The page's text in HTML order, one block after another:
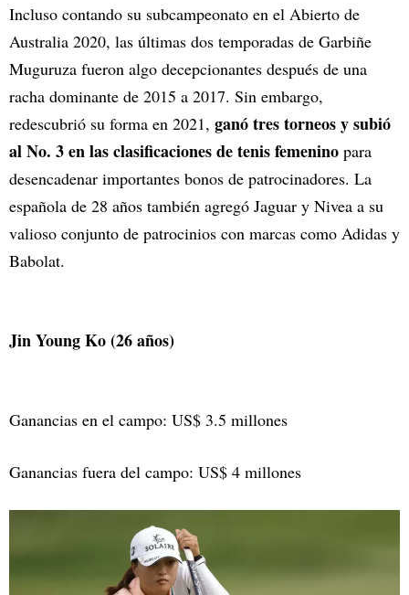
Incluso contando su subcampeonato en el Abierto de
Australia 2020, las últimas dos temporadas de Garbiñe
Muguruza fueron algo decepcionantes después de una
racha dominante de 2015 a 2017. Sin embargo,
redescubrió su forma en 2021, ganó tres torneos y subió
al No. 3 en las clasificaciones de tenis femenino para
desencadenar importantes bonos de patrocinadores. La
española de 28 años también agregó Jaguar y Nivea a su
valioso conjunto de patrocinios con marcas como Adidas y
Babolat.
Jin Young Ko (26 años)
Ganancias en el campo: US$ 3.5 millones
Ganancias fuera del campo: US$ 4 millones